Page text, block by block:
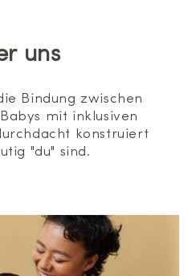
uns
Bindung zwischen
mit inklusiven
konstruiert
"du" sind.